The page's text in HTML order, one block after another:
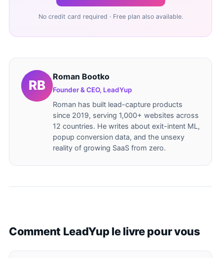
No credit card required · Free plan also available.
Roman Bootko
Founder & CEO, LeadYup
Roman has built lead-capture products
since 2019, serving 1,000+ websites across
12 countries. He writes about exit-intent ML,
popup conversion data, and the unsexy
reality of growing SaaS from zero.
Comment LeadYup le livre pour vous